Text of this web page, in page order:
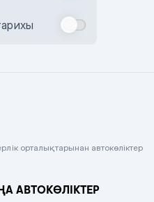
орталықтарынан автокөліктер
АВТОКӨЛІКТЕР